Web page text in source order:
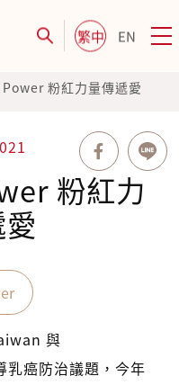
繁中 EN
粉紅力量傳遞愛
粉紅力
與
乳癌防治議題，今年